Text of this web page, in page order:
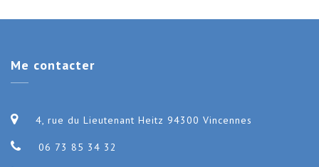
Me contacter
4, rue du Lieutenant Heitz 94300 Vincennes
06 73 85 34 32